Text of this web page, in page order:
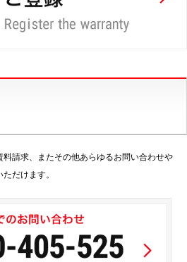
請求、またその他あらゆるお問い合わせや
だけます。